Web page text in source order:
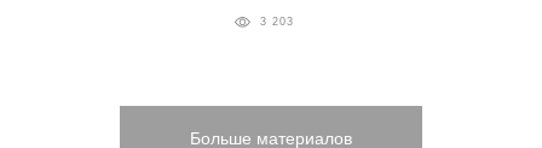
3 203
Больше материалов